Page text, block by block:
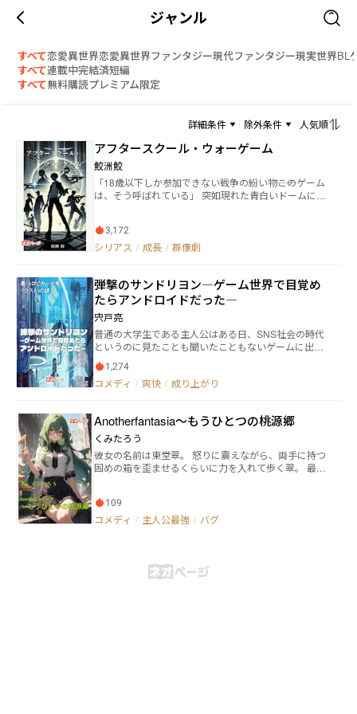
ジャンル
すべて恋愛異世界恋愛異世界ファンタジー現代ファンタジー現実世界BL
すべて連載中完結済短編
すべて無料購読プレミアム限定
詳細条件 除外条件 人気順
アフタースクール・ウォーゲーム
鮫洲鮫
「18歳以下しか参加できない戦争の紛い物――このゲーム
は、そう呼ばれている」 突如現れた青白いドームによ
「SENET」と呼ばれる命懸けの戦いに巻き込まれた。
ただのゲーマーだった賢もまた、仮想空間SENETの中
にSENETに隠された恐るべき真実に気づき始める。 守
ってくれる大人は戦場《ここ》にはいない。 友情、裏
切り、葛藤が渦巻く戦場で、賢はどんな未来を選ぶの
か――。 仲間との絆、成長、そして命を懸けた戦いの物語
が、いま幕を開ける！
3,172
シリアス / 成長 / 群像劇
弾撃のサンドリヨン―ゲーム世界で目覚め
たらアンドロイドだった―
宍戸亮
普通の大学生である主人公はある日、SNS社会の時代
というのに見たことも聞いたこともないゲームに出会
い、暇だったのでジャケ買いした。 そして起動した瞬
間視界は暗転。目が覚める様に起き上がると、そこは
現実から程遠い世界観の一室であった。 しかも体は機
ジー、未来ファンタジーが入り混じった混沌の世界観!!
人間からエルフやドワーフと言った亜人、アンドロイ
ドから精霊と種族も民族もご照覧あれ!! フィールドを
跋扈するモンスター。謎が謎を呼ぶダンジョン。難解
なクエスト。圧倒的力で襲い来るレイドボス!! そんな
1,274
コメディ / 爽快 / 成り上がり
Anotherfantasia～もうひとつの桃源郷
くみたろう
彼女の名前は東堂翠。 怒りに震えながら、両手に持つ
固めの箱を歪ませるくらいに力を入れて歩く翠。 最高
出来る幻想郷とキャッチフレーズが付いた完全ダイブ
型VRゲームが、彼女の幸せを壊したのだ。 「このゲ
うじゃない。」 ゲームを一切やらない翠が、初めての
体感出来る幻想郷へと体を委ねた。 それは、翠の想像
109
コメディ / 主人公最強 / バグ